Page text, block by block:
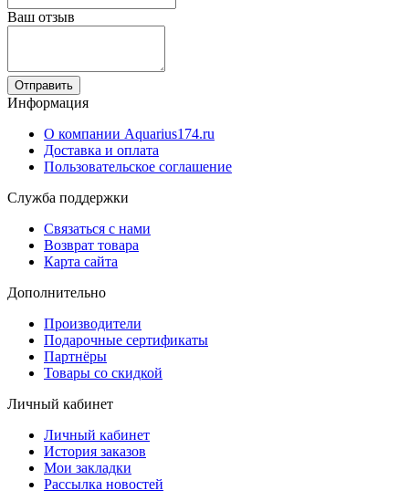
Ваш отзыв
Отправить
Информация
О компании Aquarius174.ru
Доставка и оплата
Пользовательское соглашение
Служба поддержки
Связаться с нами
Возврат товара
Карта сайта
Дополнительно
Производители
Подарочные сертификаты
Партнёры
Товары со скидкой
Личный кабинет
Личный кабинет
История заказов
Мои закладки
Рассылка новостей